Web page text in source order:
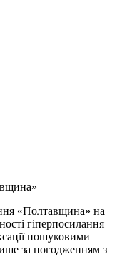
«Полтавщина» на
гіперпосилання
пошуковими
за погодженням з